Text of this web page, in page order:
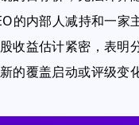
的内部人减持和一
收益估计紧密，表
的覆盖启动或评级变化